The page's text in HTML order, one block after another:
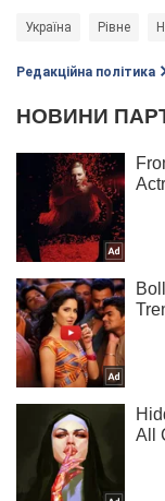
Україна Рівне
Редакційна політика